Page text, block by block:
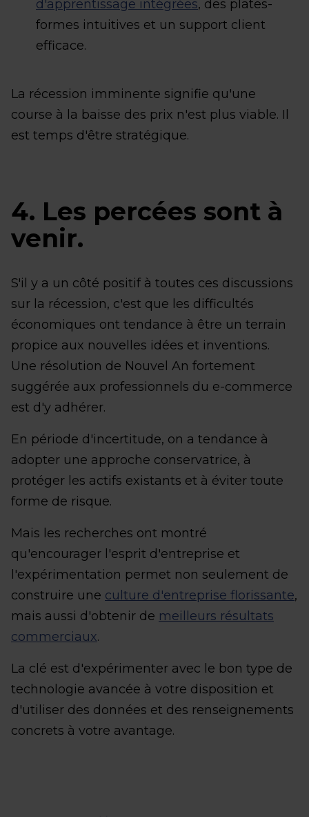
d'apprentissage intégrées, des plates-
formes intuitives et un support client
efficace.
La récession imminente signifie qu'une
course à la baisse des prix n'est plus viable. Il
est temps d'être stratégique.
4. Les percées sont à
venir.
S'il y a un côté positif à toutes ces discussions
sur la récession, c'est que les difficultés
économiques ont tendance à être un terrain
propice aux nouvelles idées et inventions.
Une résolution de Nouvel An fortement
suggérée aux professionnels du e-commerce
est d'y adhérer.
En période d'incertitude, on a tendance à
adopter une approche conservatrice, à
protéger les actifs existants et à éviter toute
forme de risque.
Mais les recherches ont montré
qu'encourager l'esprit d'entreprise et
l'expérimentation permet non seulement de
construire une culture d'entreprise florissante,
mais aussi d'obtenir de meilleurs résultats
commerciaux.
La clé est d'expérimenter avec le bon type de
technologie avancée à votre disposition et
d'utiliser des données et des renseignements
concrets à votre avantage.